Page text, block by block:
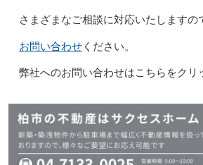
さまざまなご相談に対応いたしますの
お問い合わせください。
弊社へのお問い合わせはこちらをクリ